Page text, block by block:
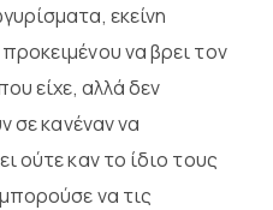
εκείνη
να βρει τον
είχε, αλλά δεν
σε κανέναν να
ούτε καν το ίδιο τους
να τις